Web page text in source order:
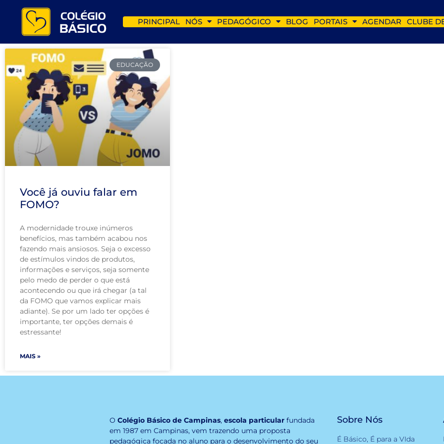
PRINCIPAL NÓS PEDAGÓGICO BLOG PORTAIS AGENDAR CLUBE
EDUCAÇÃO
Você já ouviu falar em
FOMO?
A modernidade trouxe inúmeros
benefícios, mas também acabou nos
fazendo mais ansiosos. Seja o excesso
de estímulos vindos de produtos,
informações e serviços, seja somente
pelo medo de perder o que está
acontecendo ou que irá chegar (a tal
da FOMO que vamos explicar mais
adiante). Se por um lado ter opções é
importante, ter opções demais é
estressante!
MAIS »
O Colégio Básico de Campinas, escola particularfundada
em 1987 em Campinas, vem trazendo uma proposta
pedagógica focada no aluno para o desenvolvimento do seu
Sobre Nós
É Básico, É para a VIda